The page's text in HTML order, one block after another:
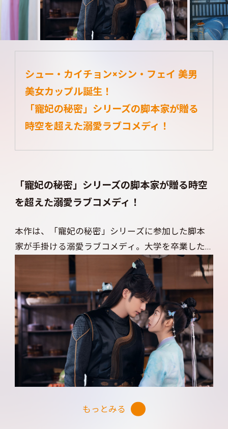
シュー・カイチョン×シン・フェイ 美男
美女カップル誕生！
「寵妃の秘密」シリーズの脚本家が贈る
時空を超えた溺愛ラブコメディ！
「寵妃の秘密」シリーズの脚本家が贈る時空
を超えた溺愛ラブコメディ！
本作は、「寵妃の秘密」シリーズに参加した脚本
家が手掛ける溺愛ラブコメディ。大学を卒業した
ばかりの会社員・李初月（リー･チューユエ）は、
デザイナーを夢見て創作に励む日々。ところがコ
ンペを目前に控えた夜、初月が目を覚ますと、そこ
は刀が飛び交う武侠の世界だった！ 江湖一の荘
園・雲蔚山荘の若き領主、安景昭（アン･ジンジャ
オ）に刺客と疑われた挙句に捕まってしまった初
月。安景昭は、見た目は美男子だが、実は腹黒く
て極悪非道な男！？ 初月は隙を見て逃げ出そう
とするも、今度は景昭の偽の婚約者を演じなければ
ならなくなり…。徐々に距離が縮まっていく安景昭
と初月。果たして、2人の時空を超えた恋の行方は
もっとみる